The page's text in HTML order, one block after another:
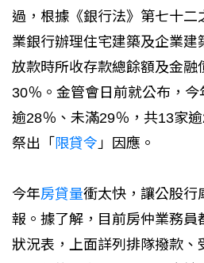
過，根據《銀行法》第七十二
業銀行辦理住宅建築及企業建
放款時所收存款總餘額及金融
30％。金管會日前就公布，
逾28％、未滿29％，共13家
祭出「 限貸令 」因應。
今年房貸量衝太快，讓公股行
報。據了解，目前房仲業務員
狀況表，上面詳列排隊撥款、